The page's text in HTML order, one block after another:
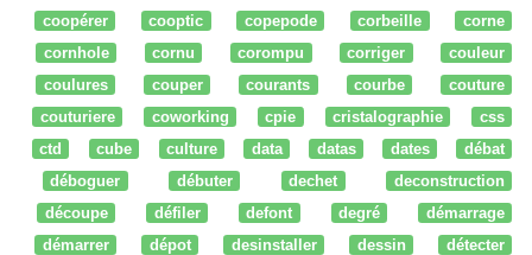
coopérer
cooptic copepode corbeille
corne
cornhole
cornu corompu corriger
couleur
coulures
couper courants courbe
couture
couturiere
coworking cpie cristalographie
css
ctd
cube culture data datas dates
débat
déboguer
débuter dechet
deconstruction
découpe
défiler defont degré
démarrage
démarrer
dépot desinstaller dessin
détecter